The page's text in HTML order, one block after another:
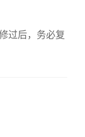
过后，务必复